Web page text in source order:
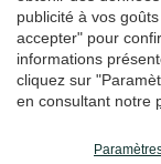
publicité à vos
accepter" pour
informations
cliquez sur
en consultant notre